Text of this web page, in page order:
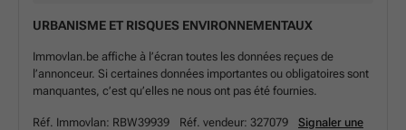
URBANISME ET RISQUES ENVIRONNEMENTAUX
Immovlan.be affiche à l’écran toutes les données reçues de
l’annonceur. Si certaines données importantes ou obligatoires sont
manquantes, c’est qu’elles ne nous ont pas été fournies.
Réf. Immovlan: RBW39939 Réf. vendeur: 327079
Signaler une